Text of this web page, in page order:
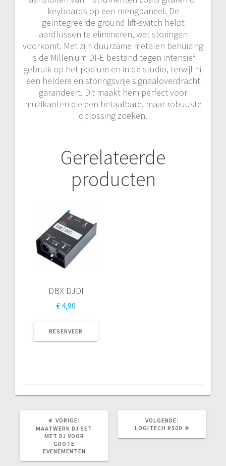
keyboards op een mengpaneel. De
geïntegreerde ground lift-switch helpt
aardlussen te elimineren, wat storingen
voorkomt. Met zijn duurzame metalen behuizing
is de Millenium DI-E bestand tegen intensief
gebruik op het podium en in de studio, terwijl hij
een heldere en storingsvrije signaaloverdracht
garandeert. Dit maakt hem perfect voor
muzikanten die een betaalbare, maar robuuste
oplossing zoeken​.
Gerelateerde
producten
DBX DJDI
€ 4,90
RESERVEER
VORIGE:
BERICHT:
MAATWERK DJ SET
MET DJ VOOR
GROTE
EVENEMENTEN
VOLGENDE:
BERICHT:
LOGITECH R500